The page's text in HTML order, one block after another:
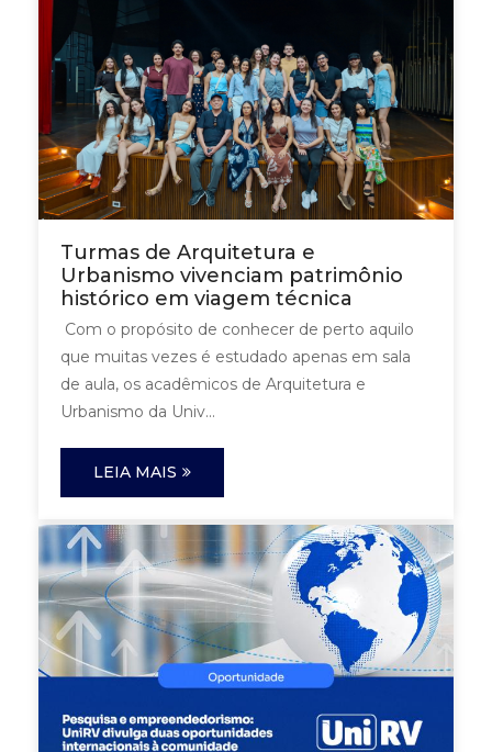
Turmas de Arquitetura e
Urbanismo vivenciam patrimônio
histórico em viagem técnica
Com o propósito de conhecer de perto aquilo
que muitas vezes é estudado apenas em sala
de aula, os acadêmicos de Arquitetura e
Urbanismo da Univ...
LEIA MAIS